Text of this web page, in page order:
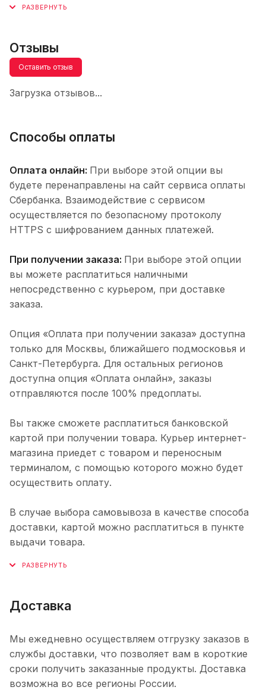
Отзывы
Оставить отзыв
Загрузка отзывов...
Способы оплаты
Оплата онлайн: При выборе этой опции вы
будете перенаправлены на сайт сервиса оплаты
Сбербанка. Взаимодействие с сервисом
осуществляется по безопасному протоколу
HTTPS с шифрованием данных платежей.
При получении заказа: При выборе этой опции
вы можете расплатиться наличными
непосредственно с курьером, при доставке
заказа.
Опция «Оплата при получении заказа» доступна
только для Москвы, ближайшего подмосковья и
Санкт-Петербурга. Для остальных регионов
доступна опция «Оплата онлайн», заказы
отправляются после 100% предоплаты.
Вы также сможете расплатиться банковской
картой при получении товара. Курьер интернет-
магазина приедет с товаром и переносным
терминалом, с помощью которого можно будет
осуществить оплату.
В случае выбора самовывоза в качестве способа
доставки, картой можно расплатиться в пункте
выдачи товара.
Доставка
Мы ежедневно осуществляем отгрузку заказов в
службы доставки, что позволяет вам в короткие
сроки получить заказанные продукты. Доставка
возможна во все регионы России.